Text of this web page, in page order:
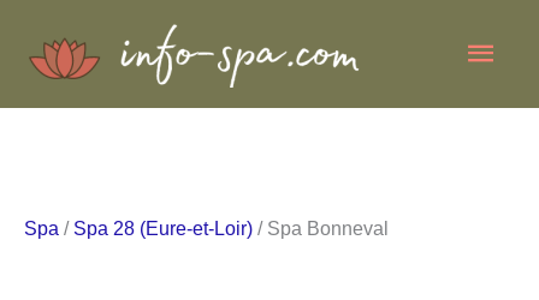
Spa / Spa 28 (Eure-et-Loir) / Spa Bonneval